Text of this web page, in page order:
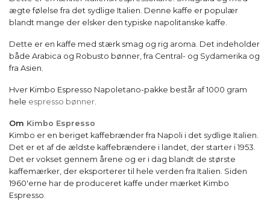
ægte følelse fra det sydlige Italien. Denne kaffe er populær
blandt mange der elsker den typiske napolitanske kaffe.
Dette er en kaffe med stærk smag og rig aroma. Det indeholder
både Arabica og Robusto bønner, fra Central- og Sydamerika og
fra Asien.
Hver Kimbo Espresso Napoletano-pakke består af 1000 gram
hele espresso bønner.
Om Kimbo Espresso
Kimbo er en beriget kaffebrænder fra Napoli i det sydlige Italien.
Det er et af de ældste kaffebrændere i landet, der starter i 1953.
Det er vokset gennem årene og er i dag blandt de største
kaffemærker, der eksporterer til hele verden fra Italien. Siden
1960'erne har de produceret kaffe under mærket Kimbo
Espresso.